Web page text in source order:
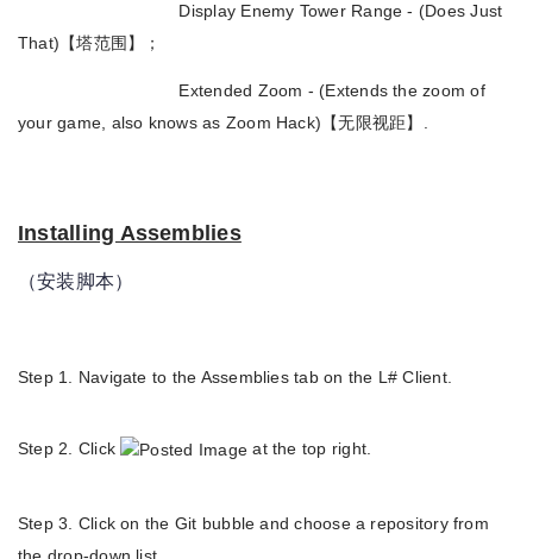
Display Enemy Tower Range - (Does Just
That)【塔范围】；
Extended Zoom - (Extends the zoom of
your game, also knows as Zoom Hack)【无限视距】.
Installing Assemblies
（安装脚本）
Step 1. Navigate to the Assemblies tab on the L# Client.
Step 2. Click at the top right.
Step 3. Click on the Git bubble and choose a repository from